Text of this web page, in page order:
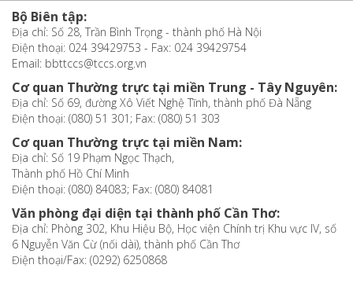
Bộ Biên tập:
Địa chỉ: Số 28, Trần Bình Trọng - thành phố Hà Nội
Điện thoại: 024 39429753 - Fax: 024 39429754
Email: bbttccs@tccs.org.vn
Cơ quan Thường trực tại miền Trung - Tây Nguyên:
Địa chỉ: Số 69, đường Xô Viết Nghệ Tĩnh, thành phố Đà Nẵng
Điện thoại: (080) 51 301; Fax: (080) 51 303
Cơ quan Thường trực tại miền Nam:
Địa chỉ: Số 19 Phạm Ngọc Thạch,
Thành phố Hồ Chí Minh
Điện thoại: (080) 84083; Fax: (080) 84081
Văn phòng đại diện tại thành phố Cần Thơ:
Địa chỉ: Phòng 302, Khu Hiệu Bộ, Học viện Chính trị Khu vực IV, số
6 Nguyễn Văn Cừ (nối dài), thành phố Cần Thơ
Điện thoại/Fax: (0292) 6250868